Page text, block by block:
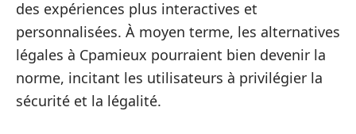
des expériences plus interactives et
personnalisées. À moyen terme, les alternatives
légales à Cpamieux pourraient bien devenir la
norme, incitant les utilisateurs à privilégier la
sécurité et la légalité.